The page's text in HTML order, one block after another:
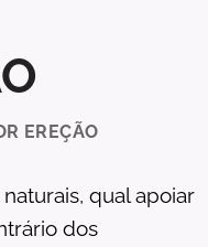
EREÇÃO
qual apoiar
dos